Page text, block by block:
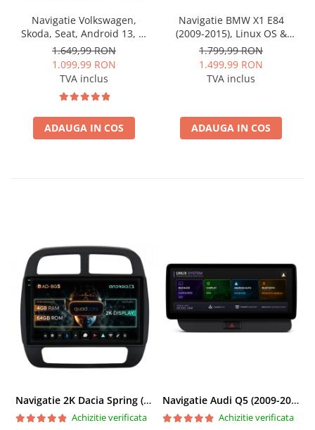
Navigatie Volkswagen,
Skoda, Seat, Android 13, S-
Quadcore / 4GB RAM +
64GB ROM, 9 Inch - AD-
BGSW94L
1.649,99 RON
1.099,99 RON
TVA inclus
ADAUGA IN COS
Navigatie BMW X1 E84
(2009-2015), Linux OS &
OEM, Varianta iDrive,
CarPlay & Android Auto
Wireless, MirrorLink,
Camera AHD, 12.3 Inch -
1.799,99 RON
1.499,99 RON
TVA inclus
ADAUGA IN COS
Navigatie 2K Dacia Spring (2021- Prezent), Android, S-Quadcore / 4GB RAM + 64GB ROM, 9.5 Inch - AD-BGS90042K+AD-BGRKIT366V4s
Achizitie verificata
Navigatie Audi Q5 (2009-2017), Linux OS & OEM, MMI 3G, CarPlay & Android Auto Wireless, MirrorLink, Camera AHD, 12.3 Inch - AD-BGAALNXH+AD-BGRKITQ5002
Achizitie verificata